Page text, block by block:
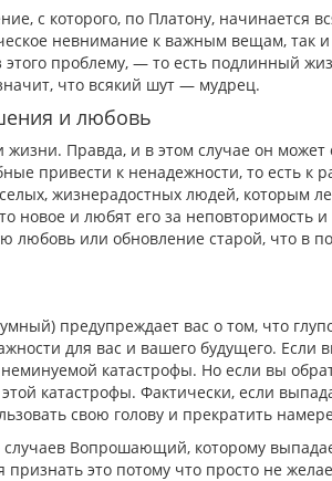
с которого, по Платону, начинается
невнимание к важным вещам, так
этого проблему, — то есть подлинный
что всякий шут — мудрец.
и любовь
жизни. Правда, и в этом случае он
привести к ненадежности, то есть к
жизнерадостных людей, которым
новое и любят его за неповторимость
любовь или обновление старой, что в
предупреждает вас о том, что
для вас и вашего будущего. Если
катастрофы. Но если вы
катастрофы. Фактически, если
свою голову и прекратить
Вопрошающий, которому
признать это потому что просто не